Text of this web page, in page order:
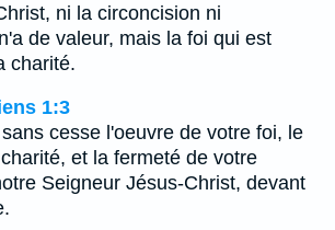
ni la circoncision ni
de valeur, mais la foi qui est
charité.
1:3
cesse l'oeuvre de votre foi, le
et la fermeté de votre
Seigneur Jésus-Christ, devant